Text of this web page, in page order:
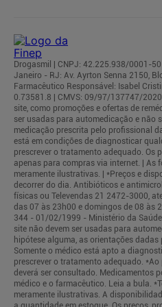
Drogasmil | CNPJ: 42.225.938/0001-
Janeiro - RJ: Av. Ayrton Senna 2150,
Farmacêutico Responsável: Isabel
0.73581.8 | CMVS: 09/97/137747/
site, como promoções e ofertas de
ser usadas para automedicação e não
medicação prescrita pelo profissional
está em condições de diagnosticar
prescrever o tratamento adequado. Os
apenas para compras via internet. | As
meramente ilustrativas. | *Preços e
decorrer do dia. Antibióticos e
físicas ou Televendas 21 2472-3000,
das 07 às 23h00 e domingos de 08 às
344 - 01/02/1999 - Ministério da
site não devem ser usadas para
hipótese alguma, as orientações
Somente o médico está apto a
prescrever o tratamento adequado.
deverá ser consultado. Medicamentos
médico e o farmacêutico. Leia a bula.
meramente ilustrativas. A